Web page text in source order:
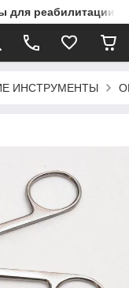
для реабилитации
ИНСТРУМЕНТЫ